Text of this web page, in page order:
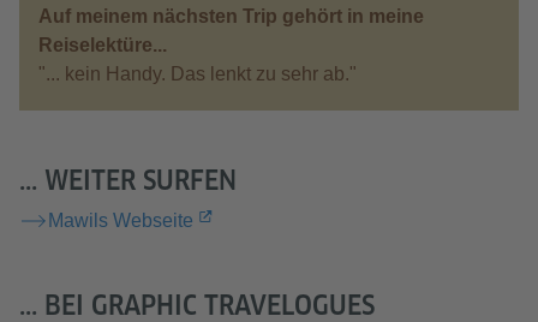
Auf meinem nächsten Trip gehört in meine
Reiselektüre...
"... kein Handy. Das lenkt zu sehr ab."
... WEITER SURFEN
Mawils Webseite
... BEI GRAPHIC TRAVELOGUES